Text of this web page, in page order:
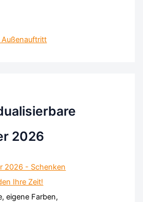
2026
eigene Farben,